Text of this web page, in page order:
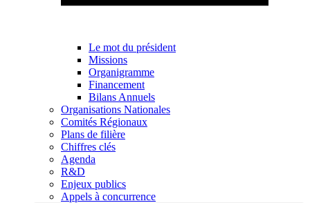
Le mot du président
Missions
Organigramme
Financement
Bilans Annuels
Organisations Nationales
Comités Régionaux
Plans de filière
Chiffres clés
Agenda
R&D
Enjeux publics
Appels à concurrence